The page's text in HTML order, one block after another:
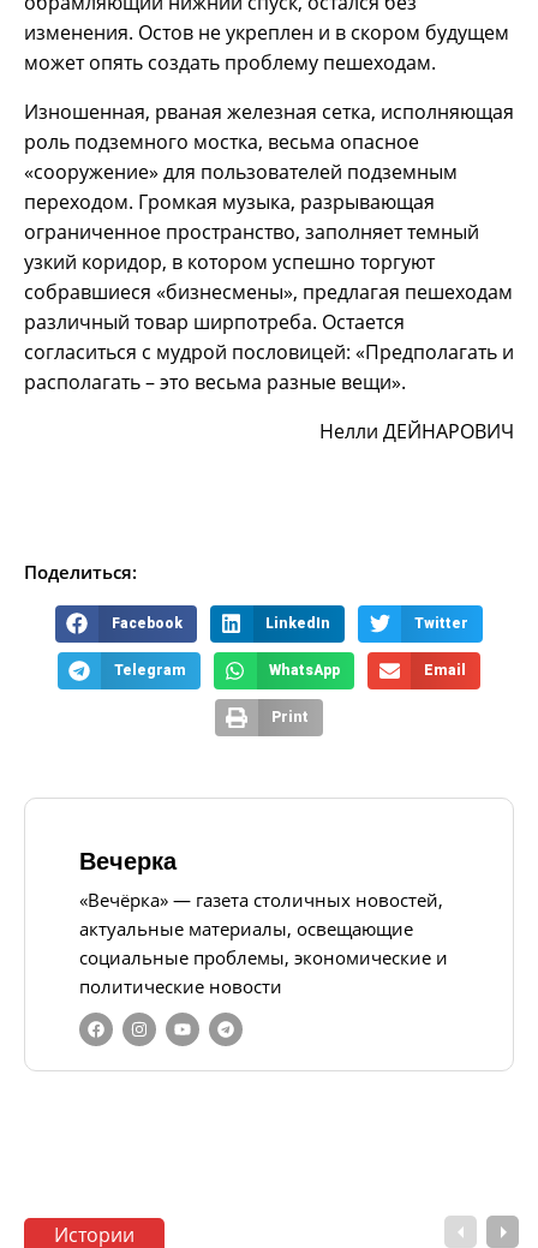
изменения. Остов не укреплен и в скором будущем
может опять создать проблему пешеходам.
Изношенная, рваная железная сетка, исполняющая
роль подземного мостка, весьма опасное
«сооружение» для пользователей подземным
переходом. Громкая музыка, разрывающая
ограниченное пространство, заполняет темный
узкий коридор, в котором успешно торгуют
собравшиеся «бизнесмены», предлагая пешеходам
различный товар ширпотреба. Остается
согласиться с мудрой пословицей: «Предполагать и
располагать – это весьма разные вещи».
Нелли ДЕЙНАРОВИЧ
Поделиться:
Facebook LinkedIn Twitter
Telegram WhatsApp Email
Print
Вечерка
«Вечёрка» — газета столичных новостей,
актуальные материалы, освещающие
социальные проблемы, экономические и
политические новости
Истории